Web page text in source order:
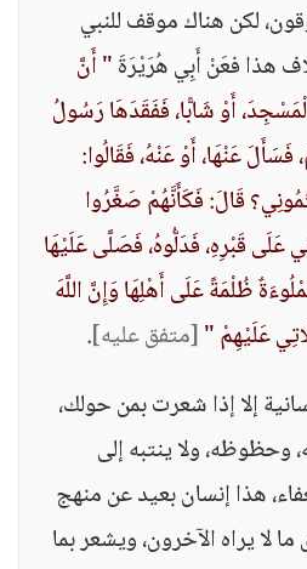
لكن هناك موقف للنبي
هذا فعَنْ أَبِي هُرَيْرَةَ" أَنَّ
أَوْ شَابًّا، فَفَقَدَهَا رَسُولُ
عَنْهَا، أَوْ عَنْهُ، فَقَالُوا:
قَالَ: فَكَأَنَّهُمْ صَغَّرُوا
عَلَى قَبْرِهِ، فَدَلُّوهُ، فَصَلَّى عَلَيْهَا
ظُلْمَةً عَلَى أَهْلِهَا وَإِنَّ اللَّهَ
عَلَيْهِمْ "[متفق عليه].
إلا إذا شعرت بمن حولك،
وحظوظه، ولا ينتبه إلى
هذا إنسان بعيد عن منهج
لا يراه الآخرون، ويشعر بما